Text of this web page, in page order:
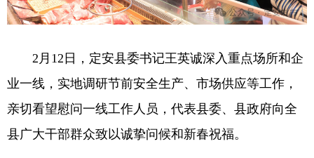
2月12日，定安县委书记王英诚深入重点场所和企
业一线，实地调研节前安全生产、市场供应等工作，
亲切看望慰问一线工作人员，代表县委、县政府向全
县广大干部群众致以诚挚问候和新春祝福。